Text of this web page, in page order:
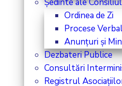
Ordinea de Zi
Procese
Anunțuri și
Dezbateri Publice
Consultări
Registrul